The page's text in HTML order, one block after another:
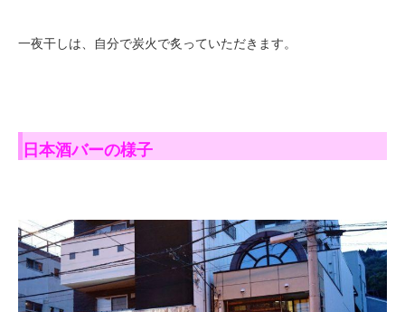
一夜干しは、自分で炭火で炙っていただきます。
日本酒バーの様子